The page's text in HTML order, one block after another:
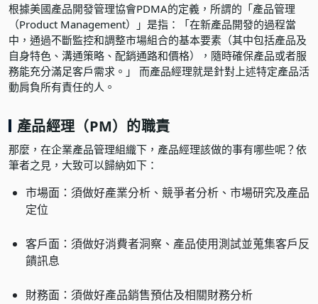
根據美國產品開發管理協會PDMA的定義，所謂的「產品管理
（Product Management）」是指：「在新產品開發的過程當
中，通過不斷監控和調整市場組合的基本要素（其中包括產品及
自身特色、溝通策略、配銷通路和價格），隨時確保產品或者服
務能充分滿足客戶需求。」 而產品經理就是針對上述特定產品活
動肩負所有責任的人。
產品經理（PM）的職責
那麼，在企業產品管理組織下，產品經理該做的事有哪些呢？依
筆者之見，大致可以歸納如下：
市場面：須做好產業分析、競爭者分析、市場研究及產品
定位
客戶面：須做好消費者洞察、產品使用測試並蒐集客戶反
饋訊息
財務面：須做好產品銷售預估及相關財務分析